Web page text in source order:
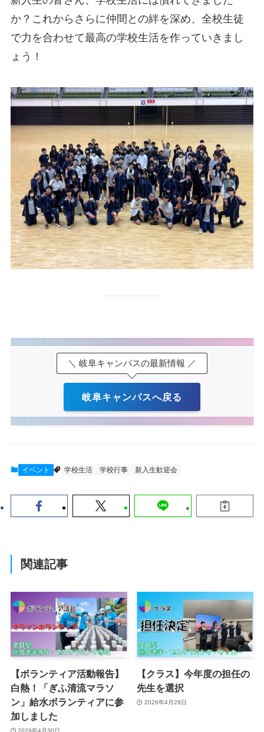
か？これからさらに仲間との絆を深め、全校生徒
で力を合わせて最高の学校生活を作っていきまし
ょう！
＼ 岐阜キャンパスの最新情報 ／
岐阜キャンパスへ戻る
イベント 学校生活 学校行事 新入生歓迎会
関連記事
【ボランティア活動報告】
白熱！「ぎふ清流マラソ
ン」給水ボランティアに参
加しました
2026年4月30日
【クラス】今年度の担任の
先生を選択
2026年4月28日